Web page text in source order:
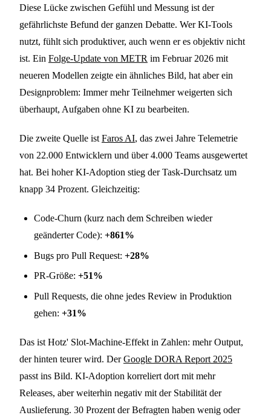
Diese Lücke zwischen Gefühl und Messung ist der
gefährlichste Befund der ganzen Debatte. Wer KI-Tools
nutzt, fühlt sich produktiver, auch wenn er es objektiv nicht
ist. Ein Folge-Update von METR im Februar 2026 mit
neueren Modellen zeigte ein ähnliches Bild, hat aber ein
Designproblem: Immer mehr Teilnehmer weigerten sich
überhaupt, Aufgaben ohne KI zu bearbeiten.
Die zweite Quelle ist Faros AI, das zwei Jahre Telemetrie
von 22.000 Entwicklern und über 4.000 Teams ausgewertet
hat. Bei hoher KI-Adoption stieg der Task-Durchsatz um
knapp 34 Prozent. Gleichzeitig:
Code-Churn (kurz nach dem Schreiben wieder
geänderter Code): +861%
Bugs pro Pull Request: +28%
PR-Größe: +51%
Pull Requests, die ohne jedes Review in Produktion
gehen: +31%
Das ist Hotz' Slot-Machine-Effekt in Zahlen: mehr Output,
der hinten teurer wird. DerGoogle DORA Report 2025
passt ins Bild. KI-Adoption korreliert dort mit mehr
Releases, aber weiterhin negativ mit der Stabilität der
Auslieferung. 30 Prozent der Befragten haben wenig oder